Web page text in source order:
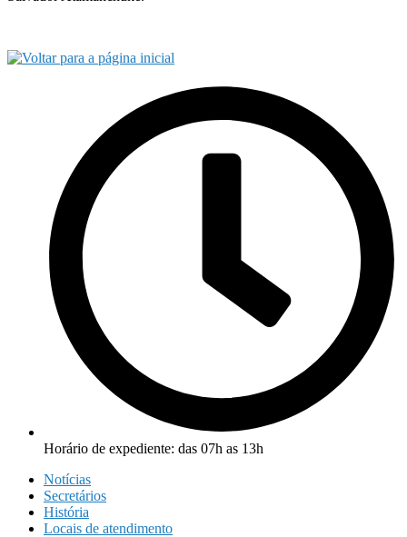
Horário de expediente: das 07h as 13h
Notícias
Secretários
História
Locais de atendimento